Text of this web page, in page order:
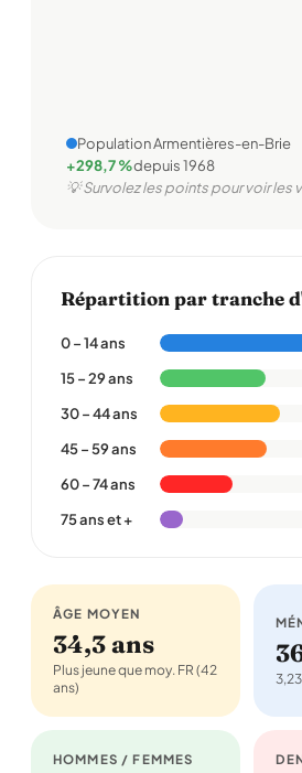
Population Armentières-en-Brie
+298,7 %depuis 1968
💡 Survolez les points pour voir les
Répartition par tranche
0 – 14 ans
15 – 29 ans
30 – 44 ans
45 – 59 ans
60 – 74 ans
75 ans et +
ÂGE MOYEN
34,3 ans
Plus jeune que moy. FR (42
ans)
HOMMES / FEMMES